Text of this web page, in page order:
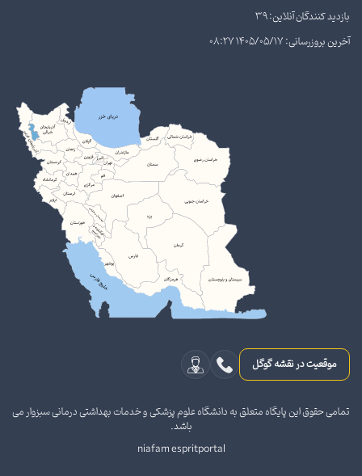
بازدید کنندگان آنلاین: 39
آخرین بروزرسانی: 1405/05/17 08:27
موقعیت در نقشه گوگل
تمامی حقوق این پایگاه متعلق به دانشگاه علوم پزشکی و خدمات بهداشتی درمانی سبزوار می
باشد.
niafam espritportal